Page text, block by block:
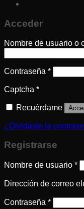
Acceder
Nombre de usuario o
Contraseña *
Captcha *
Recuérdame
¿Olvidaste la
Registrarse
Nombre de usuario *
Dirección de correo
Contraseña *